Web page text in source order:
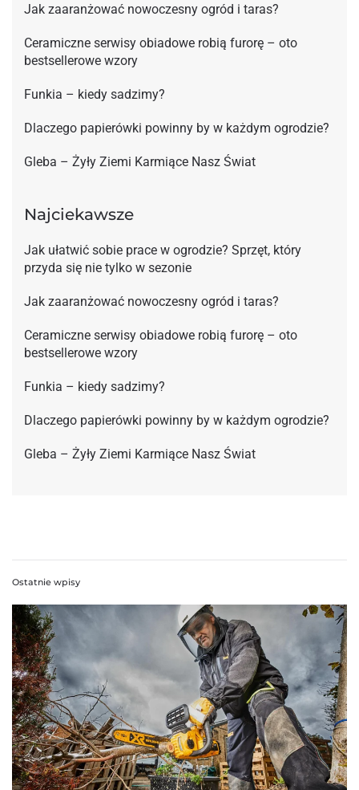
Jak zaaranżować nowoczesny ogród i taras?
Ceramiczne serwisy obiadowe robią furorę – oto
bestsellerowe wzory
Funkia – kiedy sadzimy?
Dlaczego papierówki powinny by w każdym ogrodzie?
Gleba – Żyły Ziemi Karmiące Nasz Świat
Najciekawsze
Jak ułatwić sobie prace w ogrodzie? Sprzęt, który
przyda się nie tylko w sezonie
Jak zaaranżować nowoczesny ogród i taras?
Ceramiczne serwisy obiadowe robią furorę – oto
bestsellerowe wzory
Funkia – kiedy sadzimy?
Dlaczego papierówki powinny by w każdym ogrodzie?
Gleba – Żyły Ziemi Karmiące Nasz Świat
Ostatnie wpisy